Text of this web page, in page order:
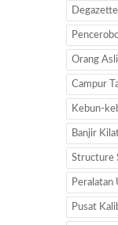
Orang
Campur
Kebun-
Banjir
Structure
Peralatan
Pusat